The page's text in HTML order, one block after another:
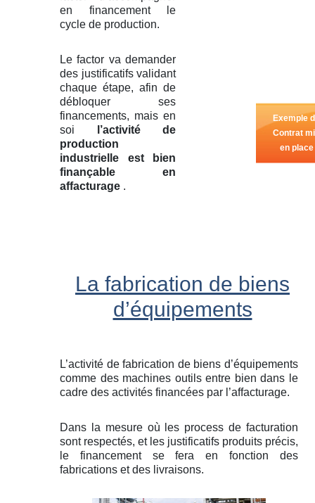
en financement le
cycle de production.
Le factor va demander
des justificatifs validant
chaque étape, afin de
débloquer ses
financements, mais en
soi
l’activité de
production
industrielle est bien
finançable en
affacturage .
Exemple
Contrat
en place
La fabrication de biens
d’équipements
L’activité de fabrication de biens d’équipements
comme des machines outils entre bien dans le
cadre des activités financées par l’affacturage.
Dans la mesure où les process de facturation
sont respectés, et les justificatifs produits précis,
le financement se fera en fonction des
fabrications et des livraisons.